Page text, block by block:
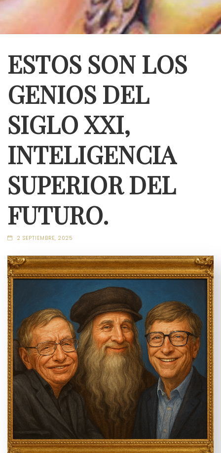
ESTOS SON LOS
GENIOS DEL
SIGLO XXI,
INTELIGENCIA
SUPERIOR DEL
FUTURO.
2 SEPTIEMBRE, 2025